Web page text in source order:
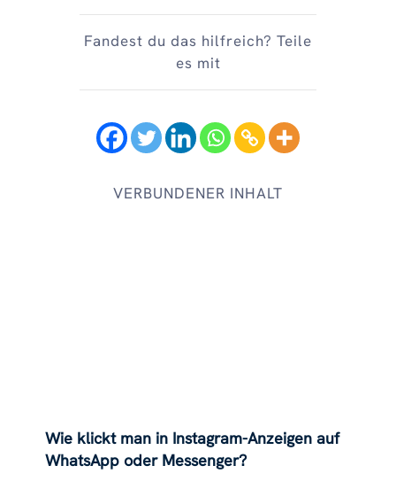
Fandest du das hilfreich? Teile
es mit
VERBUNDENER INHALT
Wie klickt man in Instagram-Anzeigen auf
WhatsApp oder Messenger?